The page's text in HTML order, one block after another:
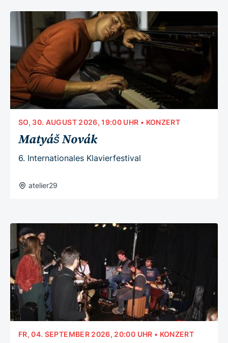
SO, 30. AUGUST 2026, 19:00 UHR • KONZERT
Matyáš Novák
6. Internationales Klavierfestival
atelier29
FR, 04. SEPTEMBER 2026, 20:00 UHR • KONZERT